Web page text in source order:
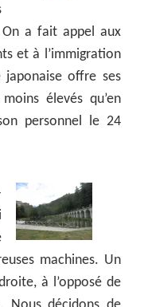
On a fait appel aux
et à l’immigration
japonaise offre ses
élevés qu’en
personnel le 24
machines. Un
à l’opposé de